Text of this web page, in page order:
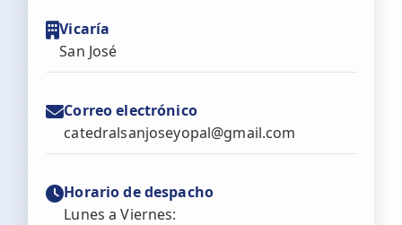
Vicaría
San José
Correo electrónico
catedralsanjoseyopal@gmail.com
Horario de despacho
Lunes a Viernes: